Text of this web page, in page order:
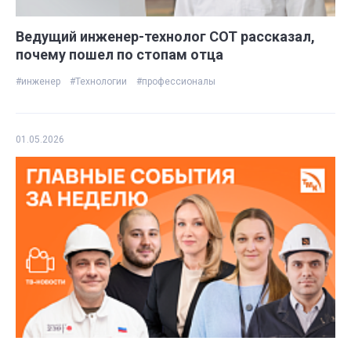
Ведущий инженер-технолог СОТ рассказал,
почему пошел по стопам отца
#инженер #Технологии #профессионалы
01.05.2026